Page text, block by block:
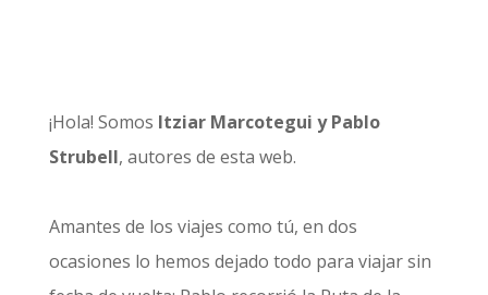
¡Hola! Somos Itziar Marcotegui y Pablo
Strubell, autores de esta web.
Amantes de los viajes como tú, en dos
ocasiones lo hemos dejado todo para viajar sin